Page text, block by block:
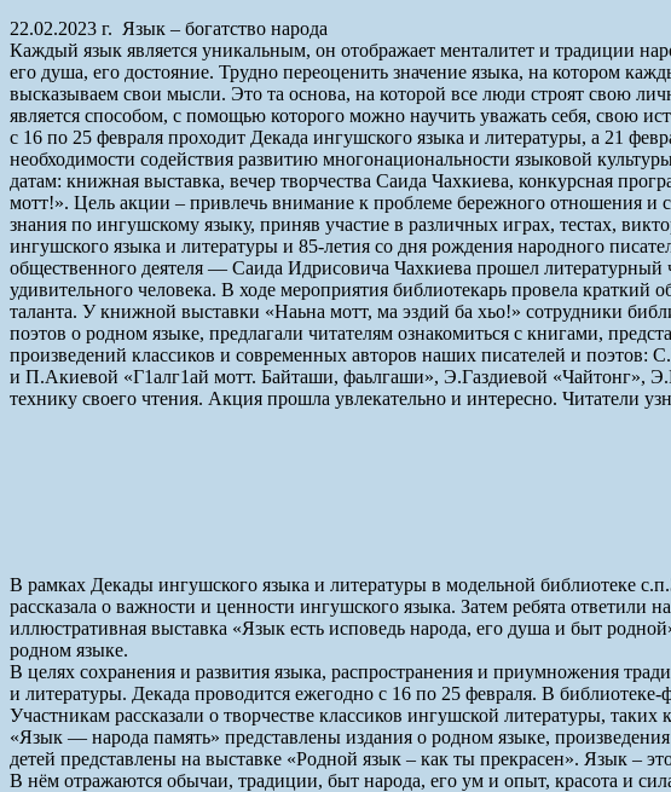
22.02.2023 г. Язык – богатство народа
Каждый язык является уникальным, он отображает менталитет и традиции
его душа, его достояние. Трудно переоценить значение языка, на котором
высказываем свои мысли. Это та основа, на которой все люди строят свою
является способом, с помощью которого можно научить уважать себя, свою
с 16 по 25 февраля проходит Декада ингушского языка и литературы, а 21
необходимости содействия развитию многонациональности языковой
датам: книжная выставка, вечер творчества Саида Чахкиева, конкурсная
мотт!». Цель акции – привлечь внимание к проблеме бережного отношения и
знания по ингушскому языку, приняв участие в различных играх, тестах,
ингушского языка и литературы и 85-летия со дня рождения народного
общественного деятеля — Саида Идрисовича Чахкиева прошел литературный
удивительного человека. В ходе мероприятия библиотекарь провела
таланта. У книжной выставки «Наьна мотт, ма эздий ба хьо!» сотрудники
поэтов о родном языке, предлагали читателям ознакомиться с книгами,
произведений классиков и современных авторов наших писателей и
и П.Акиевой «Г1алг1ай мотт. Байташи, фаьлгаши», Э.Газдиевой «Чайтонг»,
технику своего чтения. Акция прошла увлекательно и интересно. Читатели
В рамках Декады ингушского языка и литературы в модельной библиотеке
рассказала о важности и ценности ингушского языка. Затем ребята
иллюстративная выставка «Язык есть исповедь народа, его душа и быт
родном языке.
В целях сохранения и развития языка, распространения и приумножения
и литературы. Декада проводится ежегодно с 16 по 25 февраля. В
Участникам рассказали о творчестве классиков ингушской литературы,
«Язык — народа память» представлены издания о родном языке,
детей представлены на выставке «Родной язык – как ты прекрасен». Язык –
В нём отражаются обычаи, традиции, быт народа, его ум и опыт, красота и